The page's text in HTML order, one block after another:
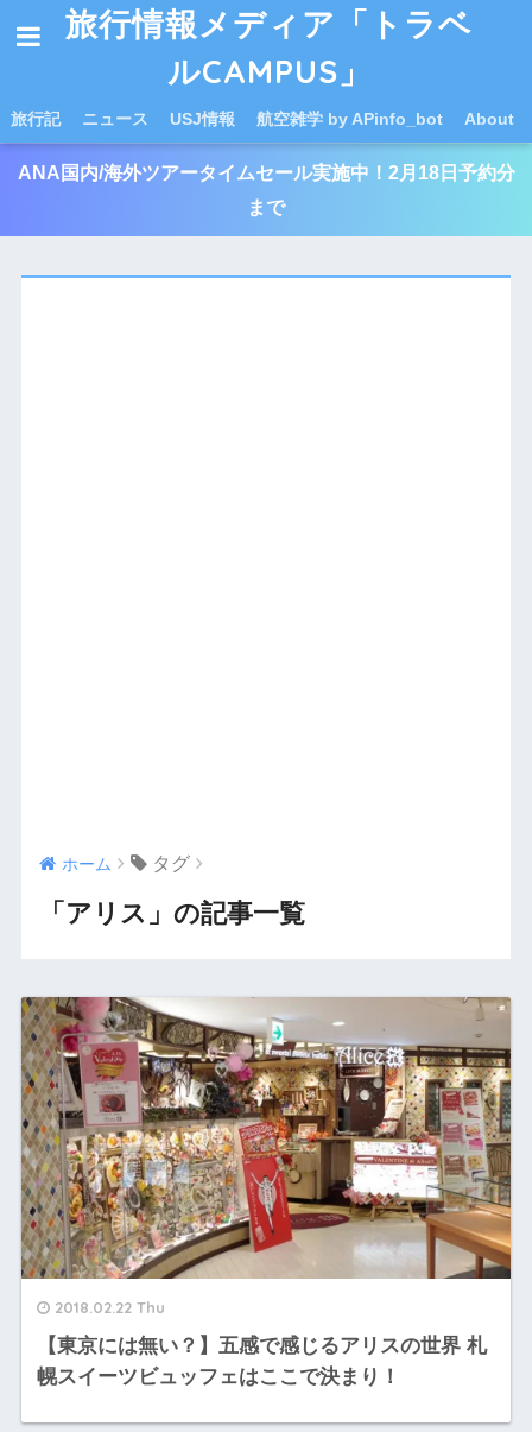
旅行情報メディア「トラベ
ルCAMPUS」
旅行記 ニュース USJ情報 航空雑学 by APinfo_bot About
ANA国内/海外ツアータイムセール実施中！2月18日予約分
まで
ホーム タグ
「アリス」の記事一覧
2018.02.22 Thu
【東京には無い？】五感で感じるアリスの世界 札
幌スイーツビュッフェはここで決まり！